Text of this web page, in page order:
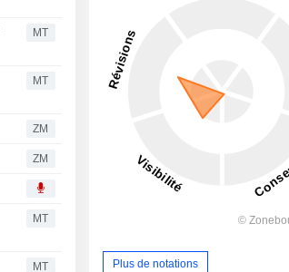
MT
MT
ZM
ZM
MT
MT Plus de notations